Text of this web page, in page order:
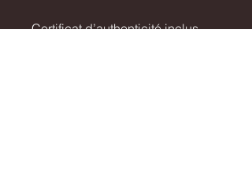
Certificat d’authenticité inclus